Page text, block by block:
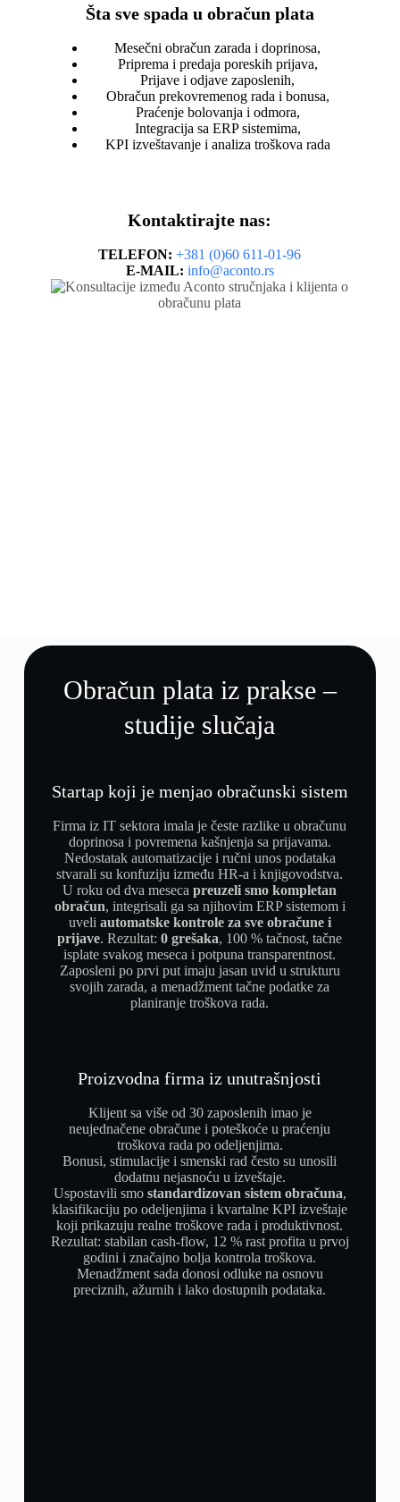
Šta sve spada u obračun plata
Mesečni obračun zarada i doprinosa,
Priprema i predaja poreskih prijava,
Prijave i odjave zaposlenih,
Obračun prekovremenog rada i bonusa,
Praćenje bolovanja i odmora,
Integracija sa ERP sistemima,
KPI izveštavanje i analiza troškova rada
Kontaktirajte nas:
TELEFON: +381 (0)60 611-01-96
E-MAIL: info@aconto.rs
Obračun plata iz prakse –
studije slučaja
Startap koji je menjao obračunski sistem
Firma iz IT sektora imala je česte razlike u obračunu
doprinosa i povremena kašnjenja sa prijavama.
Nedostatak automatizacije i ručni unos podataka
stvarali su konfuziju između HR-a i knjigovodstva.
U roku od dva mesecapreuzeli smo kompletan
obračun, integrisali ga sa njihovim ERP sistemom i
uveli automatske kontrole za sve obračune i
prijave. Rezultat:0 grešaka, 100 % tačnost, tačne
isplate svakog meseca i potpuna transparentnost.
Zaposleni po prvi put imaju jasan uvid u strukturu
svojih zarada, a menadžment tačne podatke za
planiranje troškova rada.
Proizvodna firma iz unutrašnjosti
Klijent sa više od 30 zaposlenih imao je
neujednačene obračune i poteškoće u praćenju
troškova rada po odeljenjima.
Bonusi, stimulacije i smenski rad često su unosili
dodatnu nejasnoću u izveštaje.
Uspostavili smo standardizovan sistem obračuna,
klasifikaciju po odeljenjima i kvartalne KPI izveštaje
koji prikazuju realne troškove rada i produktivnost.
Rezultat: stabilan cash-flow, 12 % rast profita u prvoj
godini i značajno bolja kontrola troškova.
Menadžment sada donosi odluke na osnovu
preciznih, ažurnih i lako dostupnih podataka.